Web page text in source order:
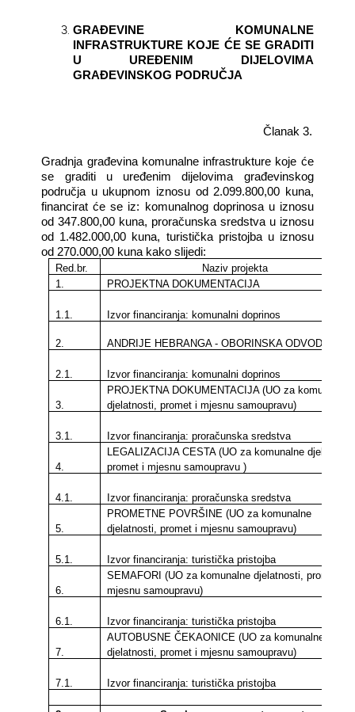
GRAĐEVINE KOMUNALNE
INFRASTRUKTURE KOJE ĆE SE GRADITI
U UREĐENIM DIJELOVIMA
GRAĐEVINSKOG PODRUČJA
Članak 3.
Gradnja građevina komunalne infrastrukture koje će
se graditi u uređenim dijelovima građevinskog
područja u ukupnom iznosu od 2.099.800,00 kuna,
financirat će se iz: komunalnog doprinosa u iznosu
od 347.800,00 kuna, proračunska sredstva u iznosu
od 1.482.000,00 kuna, turistička pristojba u iznosu
od 270.000,00 kuna kako slijedi:
Red.br.
Naziv projekta
1.
PROJEKTNA DOKUMENTACIJA
1.1. Izvor financiranja: komunalni doprinos
2. ANDRIJE HEBRANGA - OBORINSKA ODVODNJA
2.1. Izvor financiranja: komunalni doprinos
3.
PROJEKTNA DOKUMENTACIJA (UO za komunalne
djelatnosti, promet i mjesnu samoupravu)
3.1. Izvor financiranja: proračunska sredstva
4.
LEGALIZACIJA CESTA (UO za komunalne
promet i mjesnu samoupravu)
4.1. Izvor financiranja: proračunska sredstva
5.
PROMETNE POVRŠINE (UO za komunalne
djelatnosti, promet i mjesnu samoupravu)
5.1. Izvor financiranja: turistička pristojba
6.
SEMAFORI (UO za komunalne djelatnosti, promet i
mjesnu samoupravu)
6.1. Izvor financiranja: turistička pristojba
7.
AUTOBUSNE ČEKAONICE (UO za komunalne
djelatnosti, promet i mjesnu samoupravu)
7.1. Izvor financiranja: turistička pristojba